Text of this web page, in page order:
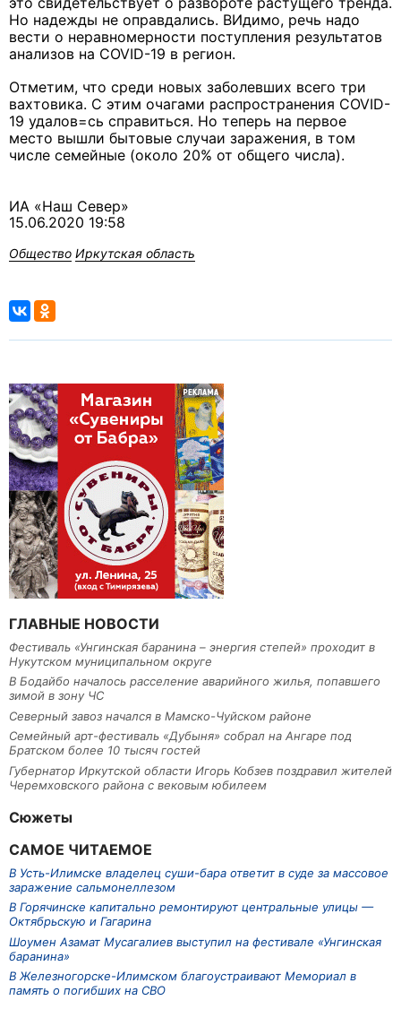
Но надежды не оправдались. ВИдимо, речь надо
вести о неравномерности поступления результатов
анализов на COVID-19 в регион.
Отметим, что среди новых заболевших всего три
вахтовика. С этим очагами распространения COVID-
19 удалов=сь справиться. Но теперь на первое
место вышли бытовые случаи заражения, в том
числе семейные (около 20% от общего числа).
ИА «Наш Север»
15.06.2020 19:58
Общество Иркутская область
ГЛАВНЫЕ НОВОСТИ
Фестиваль «Унгинская баранина – энергия степей» проходит в
Нукутском муниципальном округе
В Бодайбо началось расселение аварийного жилья, попавшего
зимой в зону ЧС
Северный завоз начался в Мамско-Чуйском районе
Семейный арт-фестиваль «Дубыня» собрал на Ангаре под
Братском более 10 тысяч гостей
Губернатор Иркутской области Игорь Кобзев поздравил жителей
Черемховского района с вековым юбилеем
Сюжеты
САМОЕ ЧИТАЕМОЕ
В Усть-Илимске владелец суши-бара ответит в суде за массовое
заражение сальмонеллезом
В Горячинске капитально ремонтируют центральные улицы —
Октябрьскую и Гагарина
Шоумен Азамат Мусагалиев выступил на фестивале «Унгинская
баранина»
В Железногорске-Илимском благоустраивают Мемориал в
память о погибших на СВО